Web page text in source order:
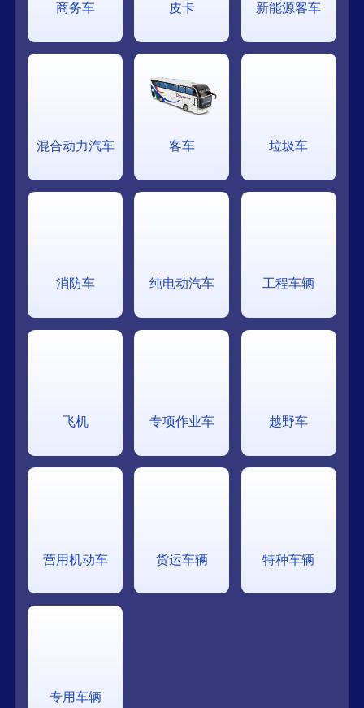
商务车 皮卡 新能源客车
混合动力汽车 客车 垃圾车
消防车 纯电动汽车 工程车辆
飞机 专项作业车 越野车
营用机动车 货运车辆 特种车辆
专用车辆